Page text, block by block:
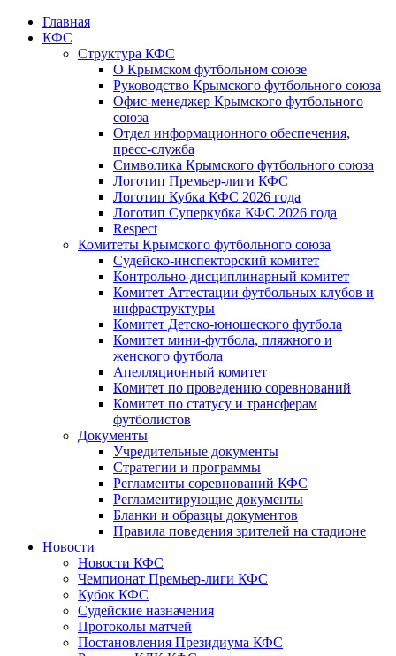
Главная
КФС
Структура КФС
О Крымском футбольном союзе
Руководство Крымского футбольного союза
Офис-менеджер Крымского футбольного
союза
Отдел информационного обеспечения,
пресс-служба
Символика Крымского футбольного союза
Логотип Премьер-лиги КФС
Логотип Кубка КФС 2026 года
Логотип Суперкубка КФС 2026 года
Respect
Комитеты Крымского футбольного союза
Судейско-инспекторский комитет
Контрольно-дисциплинарный комитет
Комитет Аттестации футбольных клубов и
инфраструктуры
Комитет Детско-юношеского футбола
Комитет мини-футбола, пляжного и
женского футбола
Апелляционный комитет
Комитет по проведению соревнований
Комитет по статусу и трансферам
футболистов
Документы
Учредительные документы
Стратегии и программы
Регламенты соревнований КФС
Регламентирующие документы
Бланки и образцы документов
Правила поведения зрителей на стадионе
Новости
Новости КФС
Чемпионат Премьер-лиги КФС
Кубок КФС
Судейские назначения
Протоколы матчей
Постановления Президиума КФС